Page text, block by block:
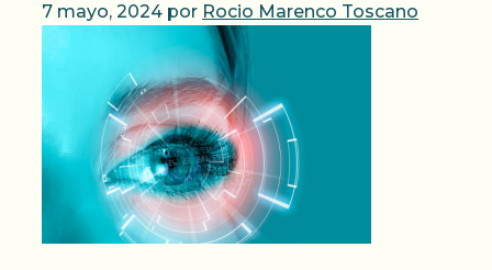
7 mayo, 2024 por Rocio Marenco Toscano